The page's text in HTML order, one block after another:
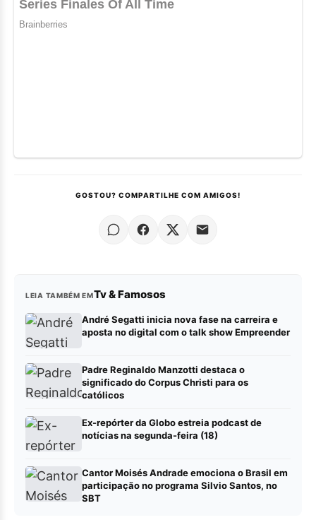
GOSTOU? COMPARTILHE COM AMIGOS!
LEIA TAMBÉM EMTv & Famosos
André Segatti inicia nova fase na carreira e
aposta no digital com o talk show Empreender
Padre Reginaldo Manzotti destaca o
significado do Corpus Christi para os
católicos
Ex-repórter da Globo estreia podcast de
notícias na segunda-feira (18)
Cantor Moisés Andrade emociona o Brasil em
participação no programa Silvio Santos, no
SBT